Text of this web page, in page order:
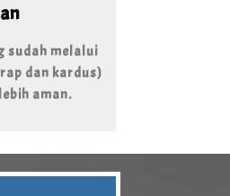
sudah melalui
dan kardus)
aman.